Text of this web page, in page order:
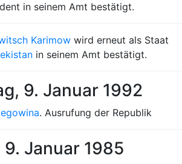
in seinem Amt bestätigt.
Karimow wird erneut als Staat
in seinem Amt bestätigt.
9. Januar 1992
. Ausrufung der Republik
Januar 1985